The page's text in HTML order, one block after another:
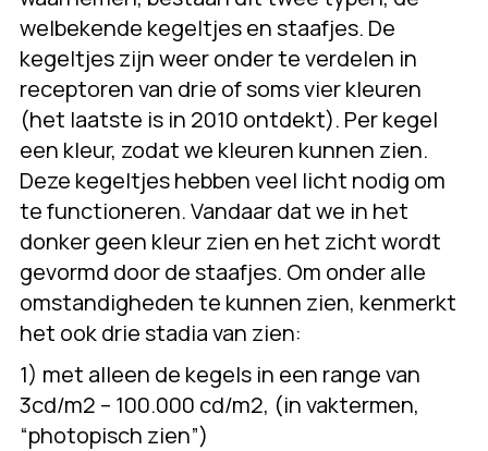
welbekende kegeltjes en staafjes. De
kegeltjes zijn weer onder te verdelen in
receptoren van drie of soms vier kleuren
(het laatste is in 2010 ontdekt). Per kegel
een kleur, zodat we kleuren kunnen zien.
Deze kegeltjes hebben veel licht nodig om
te functioneren. Vandaar dat we in het
donker geen kleur zien en het zicht wordt
gevormd door de staafjes. Om onder alle
omstandigheden te kunnen zien, kenmerkt
het ook drie stadia van zien:
1) met alleen de kegels in een range van
3cd/m2 – 100.000 cd/m2, (in vaktermen,
“photopisch zien”)